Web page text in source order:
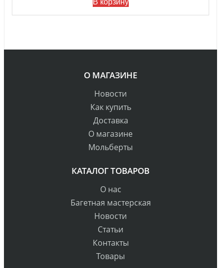
О МАГАЗИНЕ
Новости
Как купить
Доставка
О магазине
Мольберты
КАТАЛОГ ТОВАРОВ
О нас
Багетная мастерская
Новости
Статьи
Контакты
Товары